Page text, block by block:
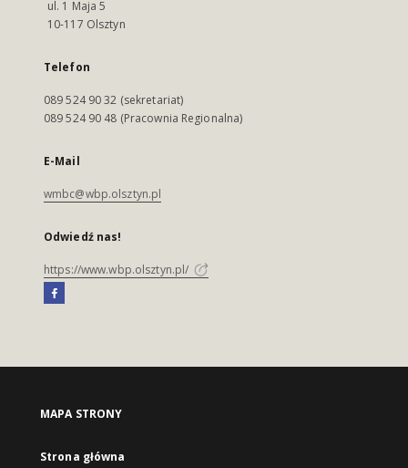
ul. 1 Maja 5
10-117 Olsztyn
Telefon
089 524 90 32 (sekretariat)
089 524 90 48 (Pracownia Regionalna)
E-Mail
wmbc@wbp.olsztyn.pl
Odwiedź nas!
https://www.wbp.olsztyn.pl/
MAPA STRONY
Strona główna